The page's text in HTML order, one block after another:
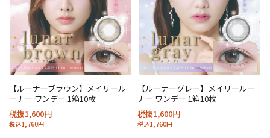
【ルーナーブラウン】メイリール
ーナー ワンデー 1箱10枚
税抜1,600円
税込1,760円
【ルーナーグレー】メイリールー
ナー ワンデー 1箱10枚
税抜1,600円
税込1,760円